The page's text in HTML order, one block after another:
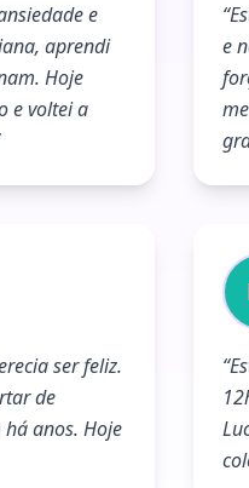
e
aprendi
Hoje
e voltei a
“
e
ser feliz.
de
anos. Hoje
“